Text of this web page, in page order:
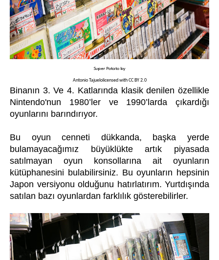
Super Potatoby
Antonio Tajuelolicensed withCC BY 2.0
Binanın 3. Ve 4. Katlarında klasik denilen özellikle
Nintendo'nun 1980’ler ve 1990’larda çıkardığı
oyunlarını barındırıyor.
Bu oyun cenneti dükkanda, başka yerde
bulamayacağımız büyüklükte artık piyasada
satılmayan oyun konsollarına ait oyunların
kütüphanesini bulabilirsiniz. Bu oyunların hepsinin
Japon versiyonu olduğunu hatırlatırım. Yurtdışında
satılan bazı oyunlardan farklılık gösterebilirler.